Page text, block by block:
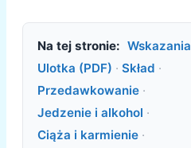
Na tej stronie: Wskazania
Ulotka (PDF) · Skład ·
Przedawkowanie ·
Jedzenie i alkohol ·
Ciąża i karmienie ·